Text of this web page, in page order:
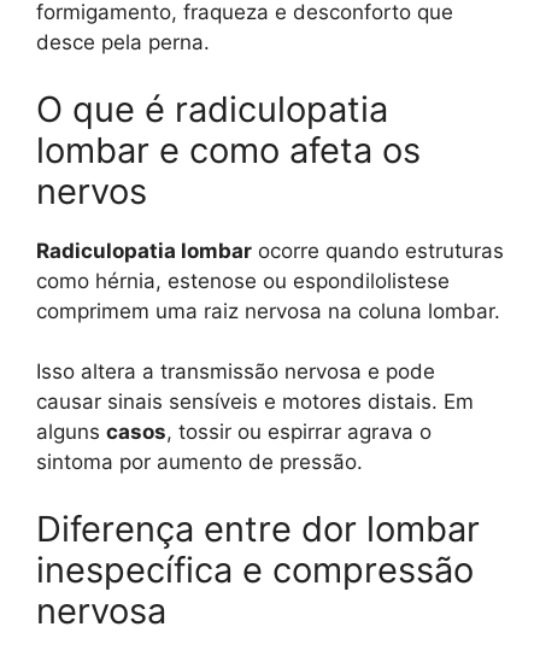
formigamento, fraqueza e desconforto que
desce pela perna.
O que é radiculopatia
lombar e como afeta os
nervos
Radiculopatia lombar ocorre quando estruturas
como hérnia, estenose ou espondilolistese
comprimem uma raiz nervosa na coluna lombar.
Isso altera a transmissão nervosa e pode
causar sinais sensíveis e motores distais. Em
alguns casos, tossir ou espirrar agrava o
sintoma por aumento de pressão.
Diferença entre dor lombar
inespecífica e compressão
nervosa